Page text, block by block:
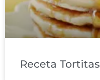
Receta Tortitas